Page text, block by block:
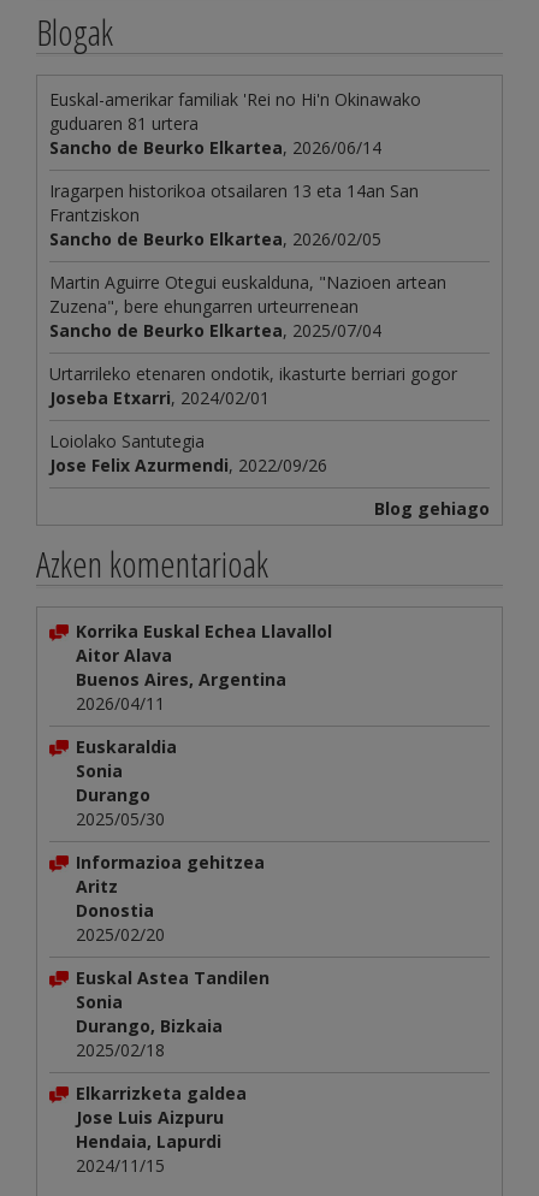
Blogak
Euskal-amerikar familiak 'Rei no Hi'n Okinawako
guduaren 81 urtera
Sancho de Beurko Elkartea, 2026/06/14
Iragarpen historikoa otsailaren 13 eta 14an San
Frantziskon
Sancho de Beurko Elkartea, 2026/02/05
Martin Aguirre Otegui euskalduna, "Nazioen artean
Zuzena", bere ehungarren urteurrenean
Sancho de Beurko Elkartea, 2025/07/04
Urtarrileko etenaren ondotik, ikasturte berriari gogor
Joseba Etxarri, 2024/02/01
Loiolako Santutegia
Jose Felix Azurmendi, 2022/09/26
Blog gehiago
Azken komentarioak
Korrika Euskal Echea Llavallol
Aitor Alava
Buenos Aires, Argentina
2026/04/11
Euskaraldia
Sonia
Durango
2025/05/30
Informazioa gehitzea
Aritz
Donostia
2025/02/20
Euskal Astea Tandilen
Sonia
Durango, Bizkaia
2025/02/18
Elkarrizketa galdea
Jose Luis Aizpuru
Hendaia, Lapurdi
2024/11/15